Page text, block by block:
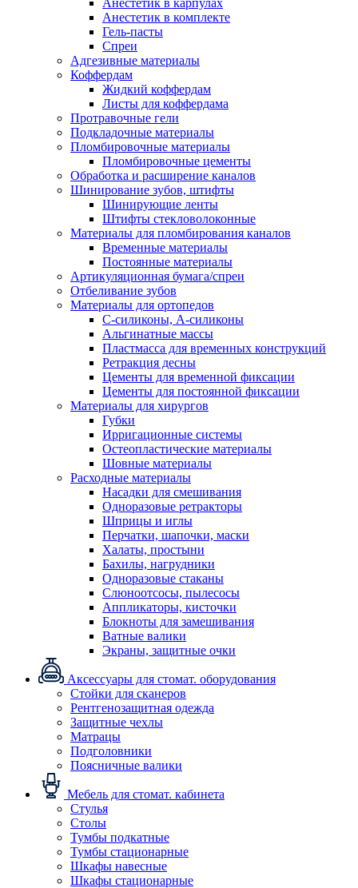
Анестетик в карпулах
Анестетик в комплекте
Гель-пасты
Спреи
Адгезивные материалы
Коффердам
Жидкий коффердам
Листы для коффердама
Протравочные гели
Подкладочные материалы
Пломбировочные материалы
Пломбировочные цементы
Обработка и расширение каналов
Шинирование зубов, штифты
Шинирующие ленты
Штифты стекловолоконные
Материалы для пломбирования каналов
Временные материалы
Постоянные материалы
Артикуляционная бумага/спреи
Отбеливание зубов
Материалы для ортопедов
C-силиконы, А-силиконы
Альгинатные массы
Пластмасса для временных конструкций
Ретракция десны
Цементы для временной фиксации
Цементы для постоянной фиксации
Материалы для хирургов
Губки
Ирригационные системы
Остеопластические материалы
Шовные материалы
Расходные материалы
Насадки для смешивания
Одноразовые ретракторы
Шприцы и иглы
Перчатки, шапочки, маски
Халаты, простыни
Бахилы, нагрудники
Одноразовые стаканы
Слюноотсосы, пылесосы
Аппликаторы, кисточки
Блокноты для замешивания
Ватные валики
Экраны, защитные очки
Аксессуары для стомат. оборудования
Стойки для сканеров
Рентгенозащитная одежда
Защитные чехлы
Матрацы
Подголовники
Поясничные валики
Мебель для стомат. кабинета
Стулья
Столы
Тумбы подкатные
Тумбы стационарные
Шкафы навесные
Шкафы стационарные